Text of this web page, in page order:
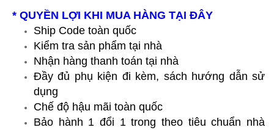
* QUYỀN LỢI KHI MUA HÀNG TẠI ĐÂY
Ship Code toàn quốc
Kiểm tra sản phẩm tại nhà
Nhận hàng thanh toán tại nhà
Đầy đủ phụ kiện đi kèm, sách hướng dẫn sử
dụng
Chế độ hậu mãi toàn quốc
Bảo hành 1 đổi 1 trong theo tiêu chuẩn nhà